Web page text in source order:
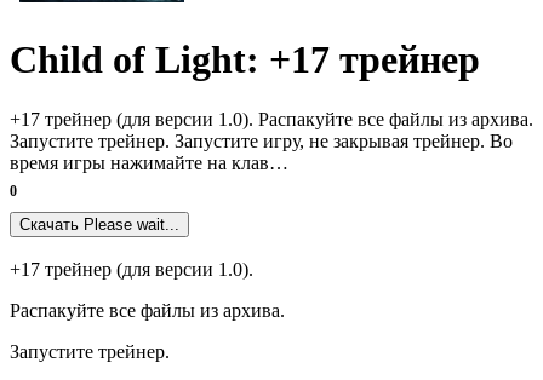
Child of Light: +17 трейнер
+17 трейнер (для версии 1.0). Распакуйте все файлы из архива.
Запустите трейнер. Запустите игру, не закрывая трейнер. Во
время игры нажимайте на клав…
0
Скачать Please wait...
+17 трейнер (для версии 1.0).
Распакуйте все файлы из архива.
Запустите трейнер.